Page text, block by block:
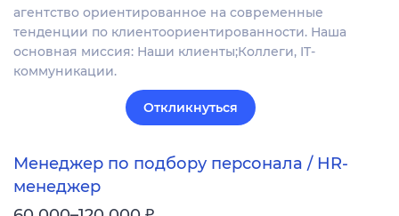
агентство ориентированное на современные
тенденции по клиентоориентированности. Наша
основная миссия: Наши клиенты;Коллеги, IT-
коммуникации.
Откликнуться
Менеджер по подбору персонала / HR-
менеджер